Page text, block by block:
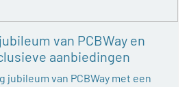
van PCBWay en
aanbiedingen
jubileum van PCBWay met een